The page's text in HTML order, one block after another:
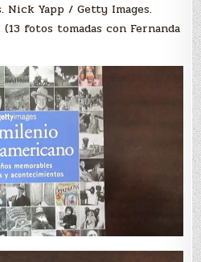
Yapp / Getty Images.
fotos tomadas con Fernanda